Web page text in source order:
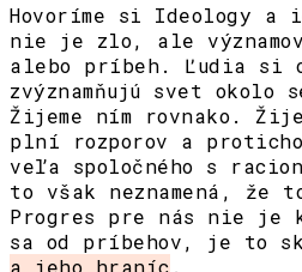
Hovoríme si Ideology a
nie je zlo, ale
alebo príbeh. Ľudia si
zvýznamňujú svet okolo
Žijeme ním rovnako.
plní rozporov a
veľa spoločného s
to však neznamená, že
Progres pre nás nie je
sa od príbehov, je to
a jeho hraníc .